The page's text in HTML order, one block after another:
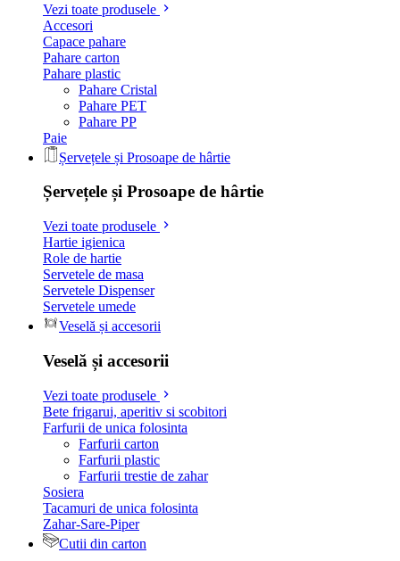
Vezi toate produsele
Accesori
Capace pahare
Pahare carton
Pahare plastic
Pahare Cristal
Pahare PET
Pahare PP
Paie
Șervețele și Prosoape de hârtie
Șervețele și Prosoape de hârtie
Vezi toate produsele
Hartie igienica
Role de hartie
Servetele de masa
Servetele Dispenser
Servetele umede
Veselă și accesorii
Veselă și accesorii
Vezi toate produsele
Bete frigarui, aperitiv si scobitori
Farfurii de unica folosinta
Farfurii carton
Farfurii plastic
Farfurii trestie de zahar
Sosiera
Tacamuri de unica folosinta
Zahar-Sare-Piper
Cutii din carton